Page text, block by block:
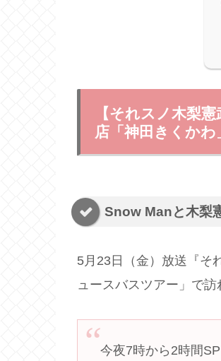
【それスノ木梨
店「神田きくかわ
Snow Manと木梨
5月23日（金）放送『そ
ュースバスツアー」で訪
今夜7時から2時間